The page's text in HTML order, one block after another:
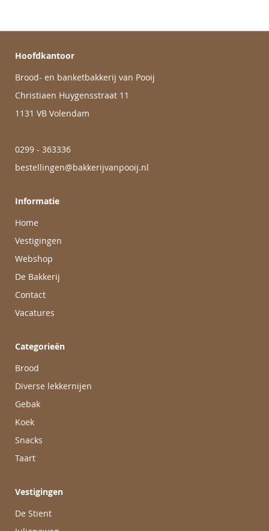
Hoofdkantoor
Brood- en banketbakkerij van Pooij
Christiaen Huygensstraat 11
1131 VB Volendam
0299 - 363336
bestellingen@bakkerijvanpooij.nl
Informatie
Home
Vestigingen
Webshop
De Bakkerij
Contact
Vacatures
Categorieën
Brood
Diverse lekkernijen
Gebak
Koek
Snacks
Taart
Vestigingen
De Stient